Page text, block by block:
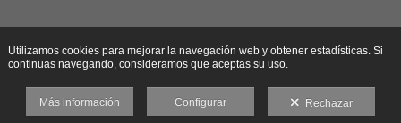
Utilizamos cookies para mejorar la navegación web y obtener estadísticas. Si
continuas navegando, consideramos que aceptas su uso.
Más información Configurar Rechazar